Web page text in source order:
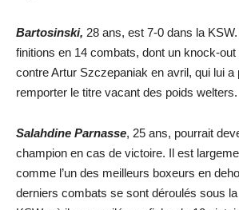
Bartosinski, 28 ans, est 7-0 dans la
finitions en 14 combats, dont un knock-
contre Artur Szczepaniak en avril, qui lui a
remporter le titre vacant des poids welters.
Salahdine Parnasse, 25 ans, pourrait
champion en cas de victoire. Il est
comme l’un des meilleurs boxeurs en
derniers combats se sont déroulés sous